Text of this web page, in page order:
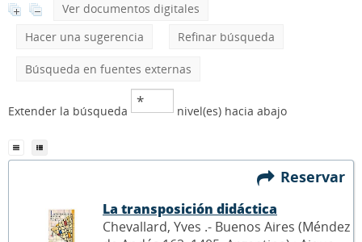
Ver documentos digitales
Hacer una sugerencia
Refinar búsqueda
Búsqueda en fuentes externas
Extender la búsqueda nivel(es) hacia abajo
Reservar
La transposición didáctica
Chevallard, Yves .- Buenos Aires (Méndez